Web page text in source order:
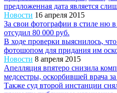
предложенная дата является
Новости 16 апреля 2015
За свои фотографии в стиле ню в
отсудил 80 000 руб.
В ходе проверки выяснилось,
фотошопом для придания им
Новости 8 апреля 2015
Апелляция впятеро снизила
медсестры, оскорбившей врача
Также суд второй инстанции